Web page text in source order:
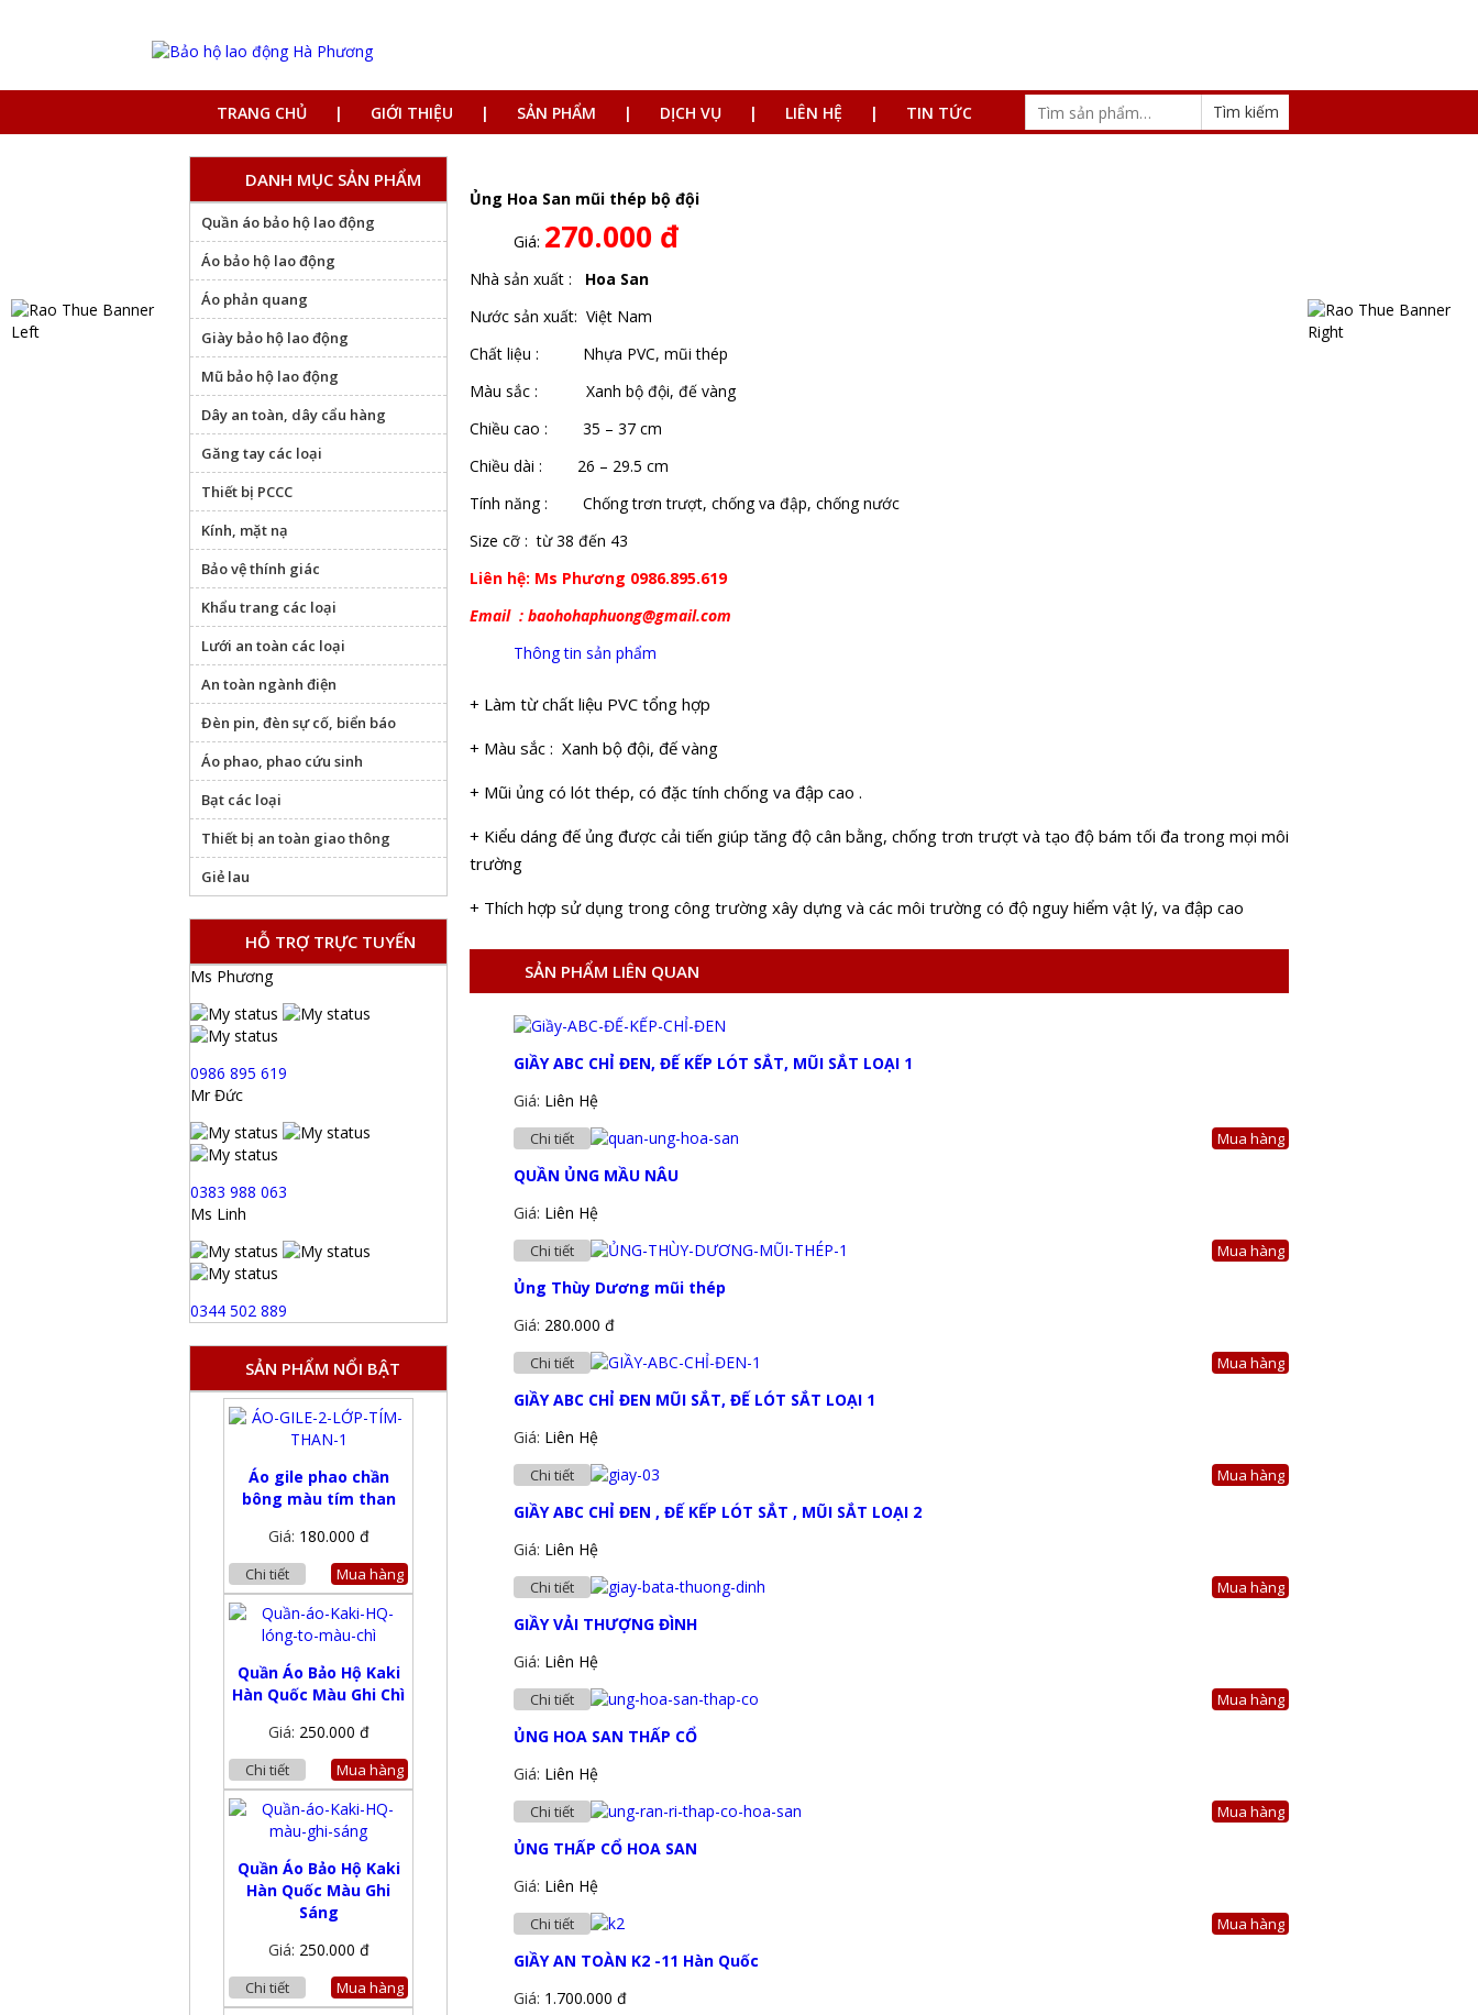
TRANG CHỦ GIỚI THIỆU SẢN PHẨM DỊCH VỤ LIÊN HỆ TIN TỨC
Ủng Hoa San mũi thép bộ đội
Giá: 270.000 đ
Nhà sản xuất : Hoa San
Nước sản xuất: Việt Nam
Chất liệu : Nhựa PVC, mũi thép
Màu sắc : Xanh bộ đội, đế vàng
Chiều cao : 35 – 37 cm
Chiều dài : 26 – 29.5 cm
Tính năng : Chống trơn trượt, chống va đập, chống nước
Size cỡ : từ 38 đến 43
Liên hệ: Ms Phương 0986.895.619
Email : baohohaphuong@gmail.com
Thông tin sản phẩm
+ Làm từ chất liệu PVC tổng hợp
+ Màu sắc : Xanh bộ đội, đế vàng
+ Mũi ủng có lót thép, có đặc tính chống va đập cao .
+ Kiểu dáng đế ủng được cải tiến giúp tăng độ cân bằng, chống trơn trượt và tạo độ bám tối đa trong mọi môi
trường
+ Thích hợp sử dụng trong công trường xây dựng và các môi trường có độ nguy hiểm vật lý, va đập cao
SẢN PHẨM LIÊN QUAN
GIẦY ABC CHỈ ĐEN, ĐẾ KẾP LÓT SẮT, MŨI SẮT LOẠI 1
Giá: Liên Hệ
Chi tiết Mua hàng
QUẦN ỦNG MẦU NÂU
Giá: Liên Hệ
Chi tiết Mua hàng
Ủng Thùy Dương mũi thép
Giá: 280.000 đ
Chi tiết Mua hàng
GIẦY ABC CHỈ ĐEN MŨI SẮT, ĐẾ LÓT SẮT LOẠI 1
Giá: Liên Hệ
Chi tiết Mua hàng
GIẦY ABC CHỈ ĐEN , ĐẾ KẾP LÓT SẮT , MŨI SẮT LOẠI 2
Giá: Liên Hệ
Chi tiết Mua hàng
GIẦY VẢI THƯỢNG ĐÌNH
Giá: Liên Hệ
Chi tiết Mua hàng
ỦNG HOA SAN THẤP CỔ
Giá: Liên Hệ
Chi tiết Mua hàng
ỦNG THẤP CỔ HOA SAN
Giá: Liên Hệ
Chi tiết Mua hàng
GIẦY AN TOÀN K2 -11 Hàn Quốc
Giá: 1.700.000 đ
DANH MỤC SẢN PHẨM
Quần áo bảo hộ lao động
Áo bảo hộ lao động
Áo phản quang
Giày bảo hộ lao động
Mũ bảo hộ lao động
Dây an toàn, dây cẩu hàng
Găng tay các loại
Thiết bị PCCC
Kính, mặt nạ
Bảo vệ thính giác
Khẩu trang các loại
Lưới an toàn các loại
An toàn ngành điện
Đèn pin, đèn sự cố, biển báo
Áo phao, phao cứu sinh
Bạt các loại
Thiết bị an toàn giao thông
Giẻ lau
HỖ TRỢ TRỰC TUYẾN
Ms Phương
0986 895 619
Mr Đức
0383 988 063
Ms Linh
0344 502 889
SẢN PHẨM NỔI BẬT
Áo gile phao chần
bông màu tím than
Giá: 180.000 đ
Chi tiết Mua hàng
Quần Áo Bảo Hộ Kaki
Hàn Quốc Màu Ghi Chì
Giá: 250.000 đ
Chi tiết Mua hàng
Quần Áo Bảo Hộ Kaki
Hàn Quốc Màu Ghi
Sáng
Giá: 250.000 đ
Chi tiết Mua hàng